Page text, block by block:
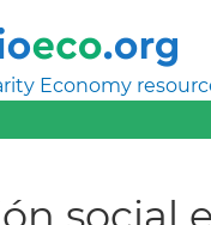
Economy
social